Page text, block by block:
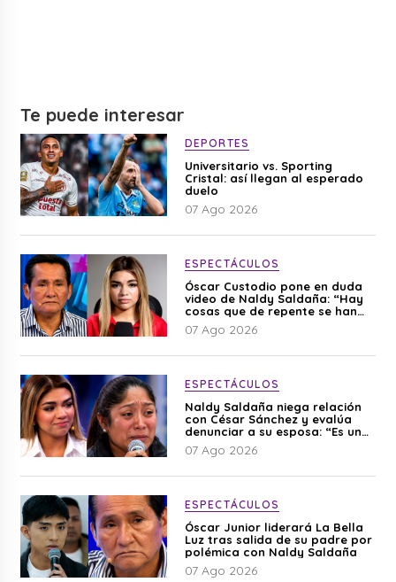
Te puede interesar
DEPORTES
Universitario vs. Sporting
Cristal: así llegan al esperado
duelo
07 Ago 2026
ESPECTÁCULOS
Óscar Custodio pone en duda
video de Naldy Saldaña: “Hay
cosas que de repente se han
editado”
07 Ago 2026
ESPECTÁCULOS
Naldy Saldaña niega relación
con César Sánchez y evalúa
denunciar a su esposa: “Es una
difamación”
07 Ago 2026
ESPECTÁCULOS
Óscar Junior liderará La Bella
Luz tras salida de su padre por
polémica con Naldy Saldaña
07 Ago 2026